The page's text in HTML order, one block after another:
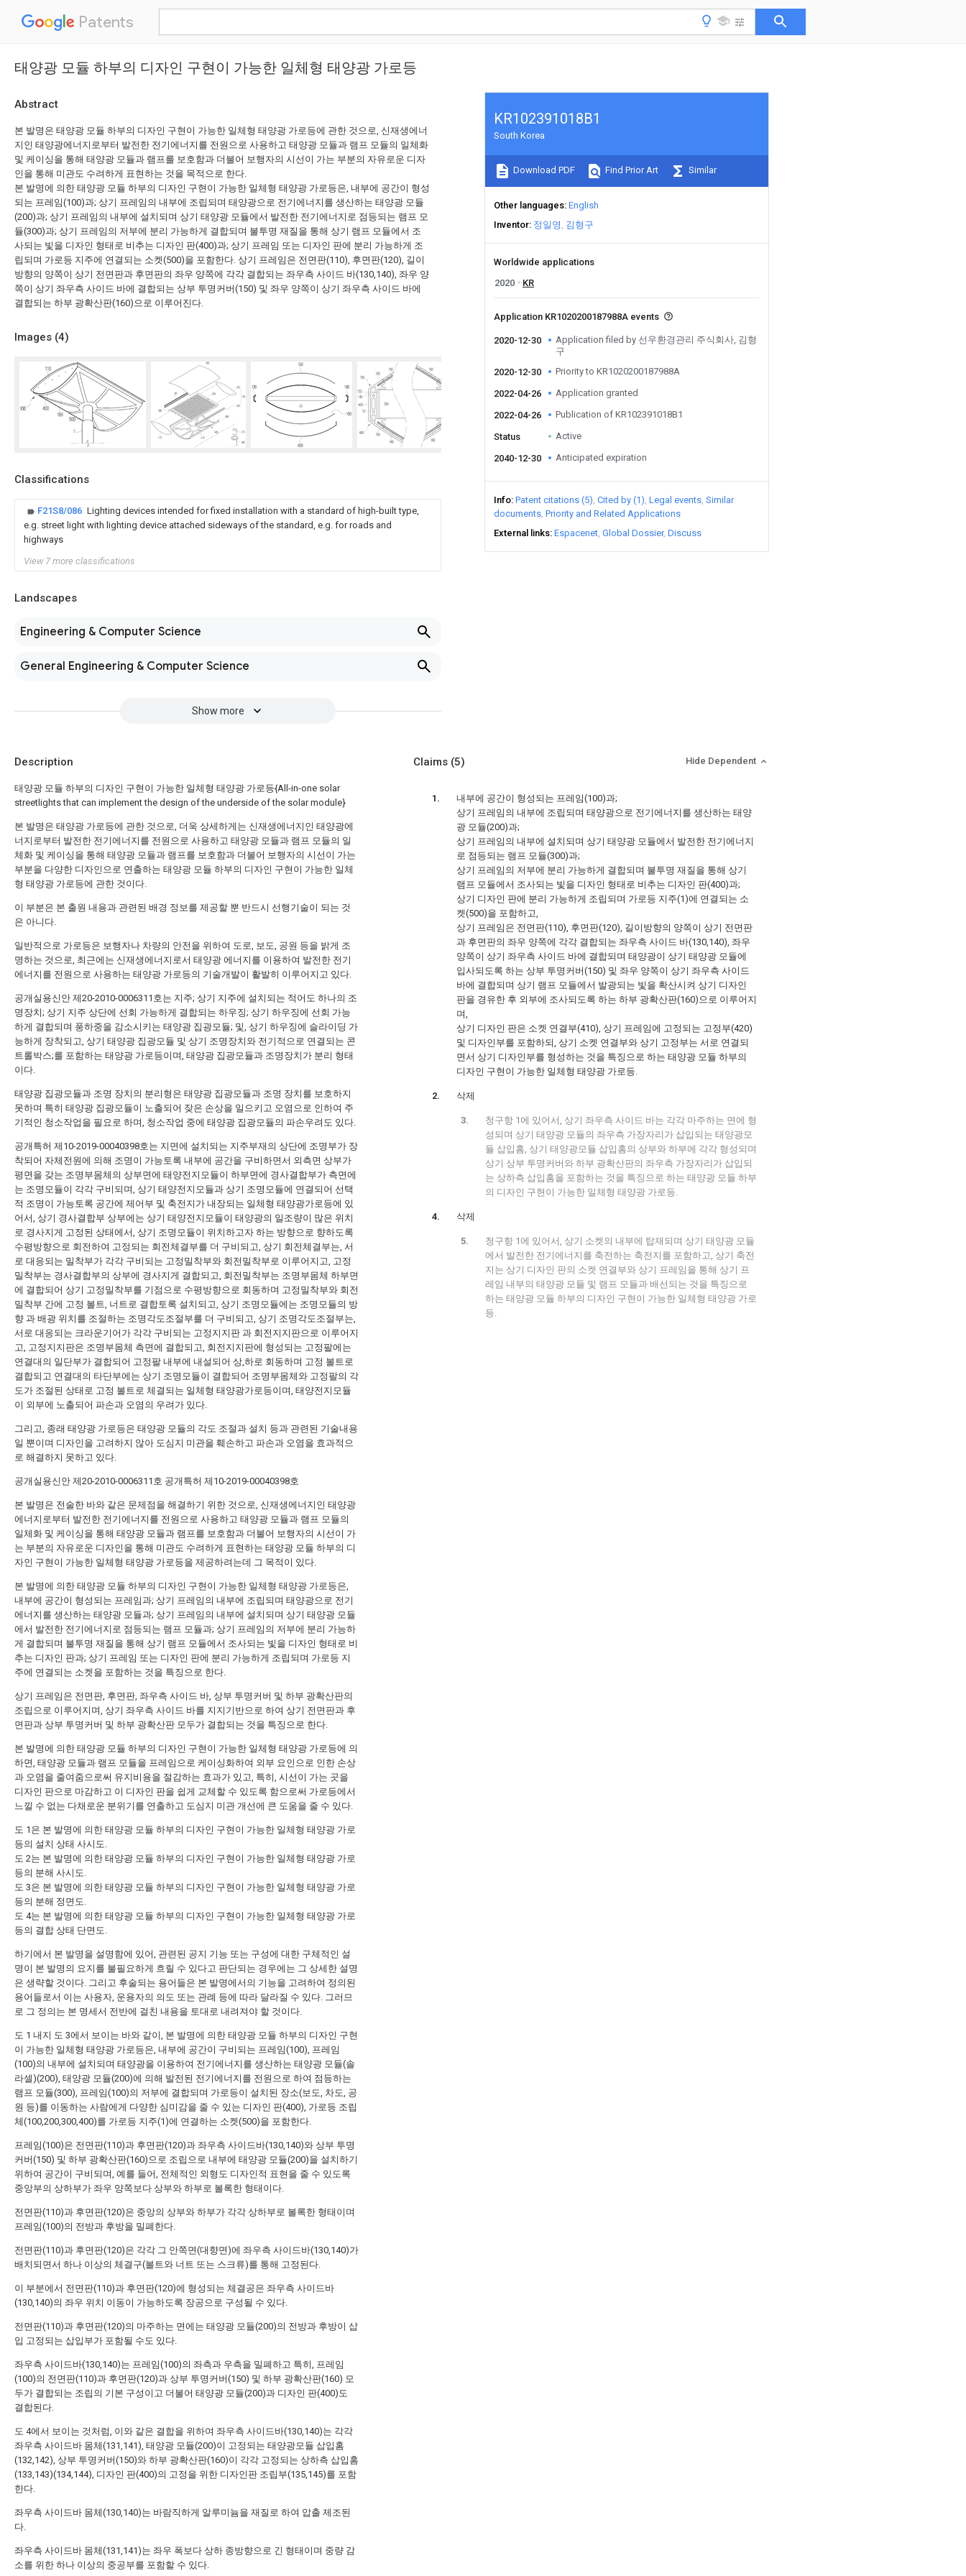
Patents
태양광 모듈 하부의 디자인 구현이 가능한 일체형 태양광 가로등
Abstract
본 발명은 태양광 모듈 하부의 디자인 구현이 가능한 일체형 태양광 가로등에 관한 것으로, 신재생에너
지인 태양광에너지로부터 발전한 전기에너지를 전원으로 사용하고 태양광 모듈과 램프 모듈의 일체화
및 케이싱을 통해 태양광 모듈과 램프를 보호함과 더불어 보행자의 시선이 가는 부분의 자유로운 디자
인을 통해 미관도 수려하게 표현하는 것을 목적으로 한다.
본 발명에 의한 태양광 모듈 하부의 디자인 구현이 가능한 일체형 태양광 가로등은, 내부에 공간이 형성
되는 프레임(100)과; 상기 프레임의 내부에 조립되며 태양광으로 전기에너지를 생산하는 태양광 모듈
(200)과; 상기 프레임의 내부에 설치되며 상기 태양광 모듈에서 발전한 전기에너지로 점등되는 램프 모
듈(300)과; 상기 프레임의 저부에 분리 가능하게 결합되며 불투명 재질을 통해 상기 램프 모듈에서 조
사되는 빛을 디자인 형태로 비추는 디자인 판(400)과; 상기 프레임 또는 디자인 판에 분리 가능하게 조
립되며 가로등 지주에 연결되는 소켓(500)을 포함한다. 상기 프레임은 전면판(110), 후면판(120), 길이
방향의 양쪽이 상기 전면판과 후면판의 좌우 양쪽에 각각 결합되는 좌우측 사이드 바(130,140), 좌우 양
쪽이 상기 좌우측 사이드 바에 결합되는 상부 투명커버(150) 및 좌우 양쪽이 상기 좌우측 사이드 바에
결합되는 하부 광확산판(160)으로 이루어진다.
Images (4)
Classifications
F21S8/086 Lighting devices intended for fixed installation with a standard of high-built type,
e.g. street light with lighting device attached sideways of the standard, e.g. for roads and
highways
View 7 more classifications
Landscapes
Engineering & Computer Science
General Engineering & Computer Science
Show more
KR102391018B1
South Korea
Download PDF Find Prior Art Similar
Other languages English
Inventor 정일영 김형구
Worldwide applications
2020
KR
Application KR1020200187988A events
2020-12-30
Application filed by 선우환경관리 주식회사, 김형
구
2020-12-30
Priority to KR1020200187988A
2022-04-26 Application granted
2022-04-26 Publication of KR102391018B1
Status Active
2040-12-30 Anticipated expiration
Info Patent citations (5) Cited by (1) Legal events Similar
documents Priority and Related Applications
External links Espacenet Global Dossier Discuss
Description
태양광 모듈 하부의 디자인 구현이 가능한 일체형 태양광 가로등{All-in-one solar
streetlights that can implement the design of the underside of the solar module}
본 발명은 태양광 가로등에 관한 것으로, 더욱 상세하게는 신재생에너지인 태양광에
너지로부터 발전한 전기에너지를 전원으로 사용하고 태양광 모듈과 램프 모듈의 일
체화 및 케이싱을 통해 태양광 모듈과 램프를 보호함과 더불어 보행자의 시선이 가는
부분을 다양한 디자인으로 연출하는 태양광 모듈 하부의 디자인 구현이 가능한 일체
형 태양광 가로등에 관한 것이다.
이 부분은 본 출원 내용과 관련된 배경 정보를 제공할 뿐 반드시 선행기술이 되는 것
은 아니다.
일반적으로 가로등은 보행자나 차량의 안전을 위하여 도로, 보도, 공원 등을 밝게 조
명하는 것으로, 최근에는 신재생에너지로서 태양광 에너지를 이용하여 발전한 전기
에너지를 전원으로 사용하는 태양광 가로등의 기술개발이 활발히 이루어지고 있다.
공개실용신안 제20-2010-0006311호는 지주; 상기 지주에 설치되는 적어도 하나의 조
명장치; 상기 지주 상단에 선회 가능하게 결합되는 하우징; 상기 하우징에 선회 가능
하게 결합되며 풍하중을 감소시키는 태양광 집광모듈; 및, 상기 하우징에 슬라이딩 가
능하게 장착되고, 상기 태양광 집광모듈 및 상기 조명장치와 전기적으로 연결되는 콘
트롤박스;를 포함하는 태양광 가로등이며, 태양광 집광모듈과 조명장치가 분리 형태
이다.
태양광 집광모듈과 조명 장치의 분리형은 태양광 집광모듈과 조명 장치를 보호하지
못하며 특히 태양광 집광모듈이 노출되어 잦은 손상을 일으키고 오염으로 인하여 주
기적인 청소작업을 필요로 하며, 청소작업 중에 태양광 집광모듈의 파손우려도 있다.
공개특허 제10-2019-00040398호는 지면에 설치되는 지주부재의 상단에 조명부가 장
착되어 자체전원에 의해 조명이 가능토록 내부에 공간을 구비하면서 외측면 상부가
평면을 갖는 조명부몸체의 상부면에 태양전지모듈이 하부면에 경사결합부가 측면에
는 조명모듈이 각각 구비되며, 상기 태양전지모듈과 상기 조명모듈에 연결되어 선택
적 조명이 가능토록 공간에 제어부 및 축전지가 내장되는 일체형 태양광가로등에 있
어서, 상기 경사결합부 상부에는 상기 태양전지모듈이 태양광의 일조량이 많은 위치
로 경사지게 고정된 상태에서, 상기 조명모듈이 위치하고자 하는 방향으로 향하도록
수평방향으로 회전하여 고정되는 회전체결부를 더 구비되고, 상기 회전체결부는, 서
로 대응되는 밀착부가 각각 구비되는 고정밀착부와 회전밀착부로 이루어지고, 고정
밀착부는 경사결합부의 상부에 경사지게 결합되고, 회전밀착부는 조명부몸체 하부면
에 결합되어 상기 고정밀착부를 기점으로 수평방향으로 회동하며 고정밀착부와 회전
밀착부 간에 고정 볼트, 너트로 결합토록 설치되고, 상기 조명모듈에는 조명모듈의 방
향 과 배광 위치를 조절하는 조명각도조절부를 더 구비되고, 상기 조명각도조절부는,
서로 대응되는 크라운기어가 각각 구비되는 고정지지판 과 회전지지판으로 이루어지
고, 고정지지판은 조명부몸체 측면에 결합되고, 회전지지판에 형성되는 고정팔에는
연결대의 일단부가 결합되어 고정팔 내부에 내설되어 상,하로 회동하며 고정 볼트로
결합되고 연결대의 타단부에는 상기 조명모듈이 결합되어 조명부몸체와 고정팔의 각
도가 조절된 상태로 고정 볼트로 체결되는 일체형 태양광가로등이며, 태양전지모듈
이 외부에 노출되어 파손과 오염의 우려가 있다.
그리고, 종래 태양광 가로등은 태양광 모듈의 각도 조절과 설치 등과 관련된 기술내용
일 뿐이며 디자인을 고려하지 않아 도심지 미관을 훼손하고 파손과 오염을 효과적으
로 해결하지 못하고 있다.
공개실용신안 제20-2010-0006311호 공개특허 제10-2019-00040398호
본 발명은 전술한 바와 같은 문제점을 해결하기 위한 것으로, 신재생에너지인 태양광
에너지로부터 발전한 전기에너지를 전원으로 사용하고 태양광 모듈과 램프 모듈의
일체화 및 케이싱을 통해 태양광 모듈과 램프를 보호함과 더불어 보행자의 시선이 가
는 부분의 자유로운 디자인을 통해 미관도 수려하게 표현하는 태양광 모듈 하부의 디
자인 구현이 가능한 일체형 태양광 가로등을 제공하려는데 그 목적이 있다.
본 발명에 의한 태양광 모듈 하부의 디자인 구현이 가능한 일체형 태양광 가로등은,
내부에 공간이 형성되는 프레임과; 상기 프레임의 내부에 조립되며 태양광으로 전기
에너지를 생산하는 태양광 모듈과; 상기 프레임의 내부에 설치되며 상기 태양광 모듈
에서 발전한 전기에너지로 점등되는 램프 모듈과; 상기 프레임의 저부에 분리 가능하
게 결합되며 불투명 재질을 통해 상기 램프 모듈에서 조사되는 빛을 디자인 형태로 비
추는 디자인 판과; 상기 프레임 또는 디자인 판에 분리 가능하게 조립되며 가로등 지
주에 연결되는 소켓을 포함하는 것을 특징으로 한다.
상기 프레임은 전면판, 후면판, 좌우측 사이드 바, 상부 투명커버 및 하부 광확산판의
조립으로 이루어지며, 상기 좌우측 사이드 바를 지지기반으로 하여 상기 전면판과 후
면판과 상부 투명커버 및 하부 광확산판 모두가 결합되는 것을 특징으로 한다.
본 발명에 의한 태양광 모듈 하부의 디자인 구현이 가능한 일체형 태양광 가로등에 의
하면, 태양광 모듈과 램프 모듈을 프레임으로 케이싱화하여 외부 요인으로 인한 손상
과 오염을 줄여줌으로써 유지비용을 절감하는 효과가 있고, 특히, 시선이 가는 곳을
디자인 판으로 마감하고 이 디자인 판을 쉽게 교체할 수 있도록 함으로써 가로등에서
느낄 수 없는 다채로운 분위기를 연출하고 도심지 미관 개선에 큰 도움을 줄 수 있다.
도 1은 본 발명에 의한 태양광 모듈 하부의 디자인 구현이 가능한 일체형 태양광 가로
등의 설치 상태 사시도.
도 2는 본 발명에 의한 태양광 모듈 하부의 디자인 구현이 가능한 일체형 태양광 가로
등의 분해 사시도.
도 3은 본 발명에 의한 태양광 모듈 하부의 디자인 구현이 가능한 일체형 태양광 가로
등의 분해 정면도.
도 4는 본 발명에 의한 태양광 모듈 하부의 디자인 구현이 가능한 일체형 태양광 가로
등의 결합 상태 단면도.
하기에서 본 발명을 설명함에 있어, 관련된 공지 기능 또는 구성에 대한 구체적인 설
명이 본 발명의 요지를 불필요하게 흐릴 수 있다고 판단되는 경우에는 그 상세한 설명
은 생략할 것이다. 그리고 후술되는 용어들은 본 발명에서의 기능을 고려하여 정의된
용어들로서 이는 사용자, 운용자의 의도 또는 관례 등에 따라 달라질 수 있다. 그러므
로 그 정의는 본 명세서 전반에 걸친 내용을 토대로 내려져야 할 것이다.
도 1 내지 도 3에서 보이는 바와 같이, 본 발명에 의한 태양광 모듈 하부의 디자인 구현
이 가능한 일체형 태양광 가로등은, 내부에 공간이 구비되는 프레임(100), 프레임
(100)의 내부에 설치되며 태양광을 이용하여 전기에너지를 생산하는 태양광 모듈(솔
라셀)(200), 태양광 모듈(200)에 의해 발전된 전기에너지를 전원으로 하여 점등하는
램프 모듈(300), 프레임(100)의 저부에 결합되며 가로등이 설치된 장소(보도, 차도, 공
원 등)를 이동하는 사람에게 다양한 심미감을 줄 수 있는 디자인 판(400), 가로등 조립
체(100,200,300,400)를 가로등 지주(1)에 연결하는 소켓(500)을 포함한다.
프레임(100)은 전면판(110)과 후면판(120)과 좌우측 사이드바(130,140)와 상부 투명
커버(150) 및 하부 광확산판(160)으로 조립으로 내부에 태양광 모듈(200)을 설치하기
위하여 공간이 구비되며, 예를 들어, 전체적인 외형도 디자인적 표현을 줄 수 있도록
중앙부의 상하부가 좌우 양쪽보다 상부와 하부로 볼록한 형태이다.
전면판(110)과 후면판(120)은 중앙의 상부와 하부가 각각 상하부로 볼록한 형태이며
프레임(100)의 전방과 후방을 밀폐한다.
전면판(110)과 후면판(120)은 각각 그 안쪽면(대향면)에 좌우측 사이드바(130,140)가
배치되면서 하나 이상의 체결구(볼트와 너트 또는 스크류)를 통해 고정된다.
이 부분에서 전면판(110)과 후면판(120)에 형성되는 체결공은 좌우측 사이드바
(130,140)의 좌우 위치 이동이 가능하도록 장공으로 구성될 수 있다.
전면판(110)과 후면판(120)의 마주하는 면에는 태양광 모듈(200)의 전방과 후방이 삽
입 고정되는 삽입부가 포함될 수도 있다.
좌우측 사이드바(130,140)는 프레임(100)의 좌측과 우측을 밀폐하고 특히, 프레임
(100)의 전면판(110)과 후면판(120)과 상부 투명커버(150) 및 하부 광확산판(160) 모
두가 결합되는 조립의 기본 구성이고 더불어 태양광 모듈(200)과 디자인 판(400)도
결합된다.
도 4에서 보이는 것처럼, 이와 같은 결합을 위하여 좌우측 사이드바(130,140)는 각각
좌우측 사이드바 몸체(131,141), 태양광 모듈(200)이 고정되는 태양광모듈 삽입홈
(132,142), 상부 투명커버(150)와 하부 광확산판(160)이 각각 고정되는 상하측 삽입홈
(133,143)(134,144), 디자인 판(400)의 고정을 위한 디자인판 조립부(135,145)를 포함
한다.
좌우측 사이드바 몸체(130,140)는 바람직하게 알루미늄을 재질로 하여 압출 제조된
다.
좌우측 사이드바 몸체(131,141)는 좌우 폭보다 상하 종방향으로 긴 형태이며 중량 감
소를 위한 하나 이상의 중공부를 포함할 수 있다.
Claims (5) Hide Dependent
내부에 공간이 형성되는 프레임(100)과;
상기 프레임의 내부에 조립되며 태양광으로 전기에너지를 생산하는 태양
광 모듈(200)과;
상기 프레임의 내부에 설치되며 상기 태양광 모듈에서 발전한 전기에너지
로 점등되는 램프 모듈(300)과;
상기 프레임의 저부에 분리 가능하게 결합되며 불투명 재질을 통해 상기
램프 모듈에서 조사되는 빛을 디자인 형태로 비추는 디자인 판(400)과;
상기 디자인 판에 분리 가능하게 조립되며 가로등 지주(1)에 연결되는 소
켓(500)을 포함하고,
상기 프레임은 전면판(110), 후면판(120), 길이방향의 양쪽이 상기 전면판
과 후면판의 좌우 양쪽에 각각 결합되는 좌우측 사이드 바(130,140), 좌우
양쪽이 상기 좌우측 사이드 바에 결합되며 태양광이 상기 태양광 모듈에
입사되도록 하는 상부 투명커버(150) 및 좌우 양쪽이 상기 좌우측 사이드
바에 결합되며 상기 램프 모듈에서 발광되는 빛을 확산시켜 상기 디자인
판을 경유한 후 외부에 조사되도록 하는 하부 광확산판(160)으로 이루어지
며,
상기 디자인 판은 소켓 연결부(410), 상기 프레임에 고정되는 고정부(420)
및 디자인부를 포함하되, 상기 소켓 연결부와 상기 고정부는 서로 연결되
면서 상기 디자인부를 형성하는 것을 특징으로 하는 태양광 모듈 하부의
디자인 구현이 가능한 일체형 태양광 가로등.
삭제
청구항 1에 있어서, 상기 좌우측 사이드 바는 각각 마주하는 면에 형
성되며 상기 태양광 모듈의 좌우측 가장자리가 삽입되는 태양광모
듈 삽입홈, 상기 태양광모듈 삽입홈의 상부와 하부에 각각 형성되며
상기 상부 투명커버와 하부 광확산판의 좌우측 가장자리가 삽입되
는 상하측 삽입홈을 포함하는 것을 특징으로 하는 태양광 모듈 하부
의 디자인 구현이 가능한 일체형 태양광 가로등.
삭제
청구항 1에 있어서, 상기 소켓의 내부에 탑재되며 상기 태양광 모듈
에서 발전한 전기에너지를 축전하는 축전지를 포함하고, 상기 축전
지는 상기 디자인 판의 소켓 연결부와 상기 프레임을 통해 상기 프
레임 내부의 태양광 모듈 및 램프 모듈과 배선되는 것을 특징으로
하는 태양광 모듈 하부의 디자인 구현이 가능한 일체형 태양광 가로
등.